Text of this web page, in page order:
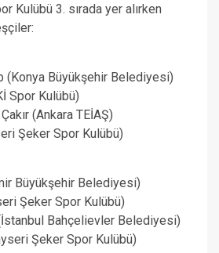
Kulübü 3. sırada yer alırken
(Konya Büyükşehir Belediyesi)
Spor Kulübü)
(Ankara TEİAŞ)
Şeker Spor Kulübü)
Büyükşehir Belediyesi)
Şeker Spor Kulübü)
Bahçelievler Belediyesi)
Şeker Spor Kulübü)